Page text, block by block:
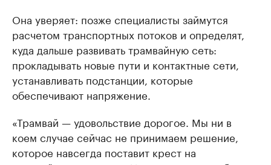
Она уверяет: позже специалисты займутся
расчетом транспортных потоков и определят,
куда дальше развивать трамвайную сеть:
прокладывать новые пути и контактные сети,
устанавливать подстанции, которые
обеспечивают напряжение.
«Трамвай — удовольствие дорогое. Мы ни в
коем случае сейчас не принимаем решение,
которое навсегда поставит крест на